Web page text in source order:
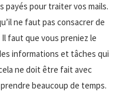
payés pour traiter vos mails.
ne faut pas consacrer de
faut que vous preniez le
informations et tâches qui
ne doit être fait avec
beaucoup de temps.